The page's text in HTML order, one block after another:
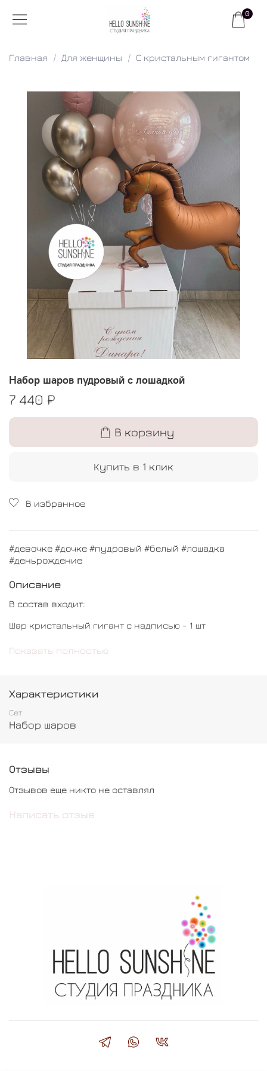
0
Главная Для женщины С кристальным гигантом
Набор шаров пудровый с лошадкой
7 440 ₽
В корзину
Купить в 1 клик
В избранное
#девочке #дочке #пудровый #белый #лошадка
#деньрождение
Описание
В состав входит:
Шар кристальный гигант с надписью - 1 шт
Шар лошадка - 1 шт
Шар обычный - 3 шт
Шар хром - 2 шт
Коробка сюрприз - 1 шт
Показать полностью
Характеристики
Сет
Набор шаров
Отзывы
Отзывов еще никто не оставлял
Написать отзыв